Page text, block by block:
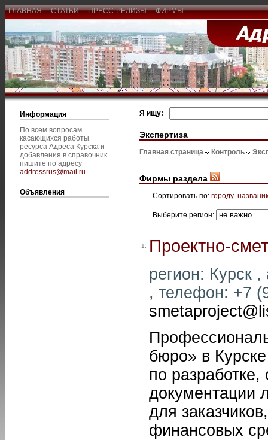
ГЛАВНАЯ СТАТЬИ ПРЕСС-РЕЛИЗЫ ФИРМЫ
Информация
По всем вопросам
касающихся работы
ресурса Адреса Курска и
добавления в справочник
пишите по адресу
addressrus@mail.ru.
Объявления
Я ищу:
Экспертиза
Главная страница Контроль
Фирмы раздела
Сортировать по: городу
Выберите регион:
1. Проектно-
регион: Курск
, телефон: +7
бюро» в
по разработке,
документации
для
финансовых